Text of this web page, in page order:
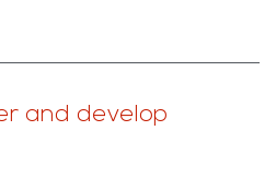
and develop